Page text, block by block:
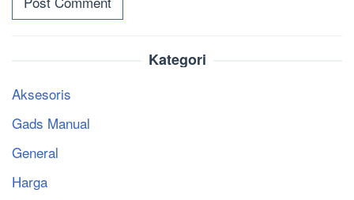
Kategori
Aksesoris
Gads Manual
General
Harga